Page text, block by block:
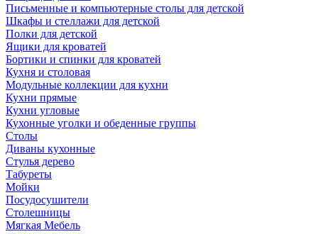
Письменные и компьютерные столы для детской
Шкафы и стеллажи для детской
Полки для детской
Ящики для кроватей
Бортики и спинки для кроватей
Кухня и столовая
Модульные коллекции для кухни
Кухни прямые
Кухни угловые
Кухонные уголки и обеденные группы
Столы
Диваны кухонные
Стулья дерево
Табуреты
Мойки
Посудосушители
Столешницы
Мягкая Мебель